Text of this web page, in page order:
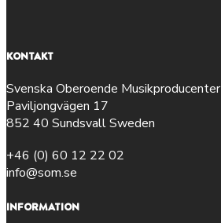
KONTAKT
Svenska Oberoende Musikproducenter
Paviljongvägen 17
852 40 Sundsvall Sweden
+46 (0) 60 12 22 02
info@som.se
INFORMATION